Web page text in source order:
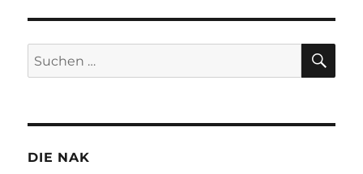
Suchen
nach:
DIE NAK